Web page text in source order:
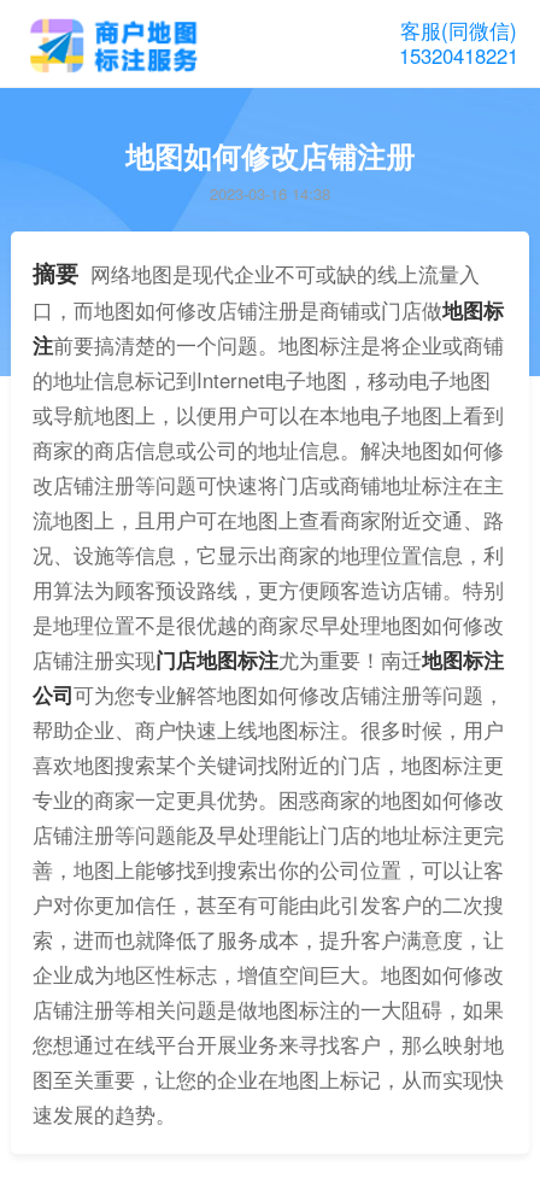
客服(同微信)
15320418221
地图如何修改店铺注册
2023-03-16 14:38
摘要 网络地图是现代企业不可或缺的线上流量入
口，而地图如何修改店铺注册是商铺或门店做地图标
注前要搞清楚的一个问题。地图标注是将企业或商铺
的地址信息标记到Internet电子地图，移动电子地图
或导航地图上，以便用户可以在本地电子地图上看到
商家的商店信息或公司的地址信息。解决地图如何修
改店铺注册等问题可快速将门店或商铺地址标注在主
流地图上，且用户可在地图上查看商家附近交通、路
况、设施等信息，它显示出商家的地理位置信息，利
用算法为顾客预设路线，更方便顾客造访店铺。特别
是地理位置不是很优越的商家尽早处理地图如何修改
店铺注册实现门店地图标注尤为重要！南迁地图标注
公司可为您专业解答地图如何修改店铺注册等问题，
帮助企业、商户快速上线地图标注。很多时候，用户
喜欢地图搜索某个关键词找附近的门店，地图标注更
专业的商家一定更具优势。困惑商家的地图如何修改
店铺注册等问题能及早处理能让门店的地址标注更完
善，地图上能够找到搜索出你的公司位置，可以让客
户对你更加信任，甚至有可能由此引发客户的二次搜
索，进而也就降低了服务成本，提升客户满意度，让
企业成为地区性标志，增值空间巨大。地图如何修改
店铺注册等相关问题是做地图标注的一大阻碍，如果
您想通过在线平台开展业务来寻找客户，那么映射地
图至关重要，让您的企业在地图上标记，从而实现快
速发展的趋势。